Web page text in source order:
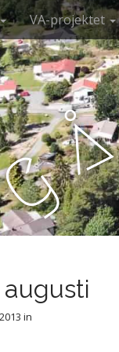
VA-projektet
in